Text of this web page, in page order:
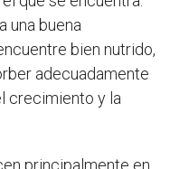
una buena
bien nutrido,
adecuadamente
crecimiento y la
principalmente en